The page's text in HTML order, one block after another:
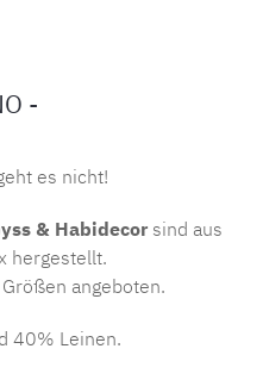
-
es nicht!
& Habidecor sind aus
hergestellt.
angeboten.
40% Leinen.